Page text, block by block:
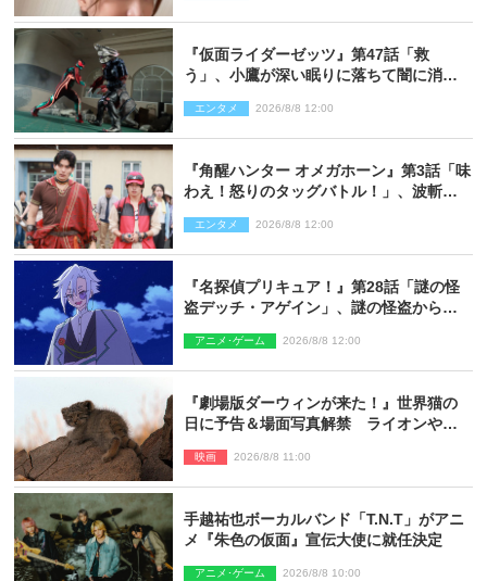
『仮面ライダーゼッツ』第47話「救
う」、小鷹が深い眠りに落ちて闇に消え
エンタメ 2026/8/8 12:00
『角醒ハンター オメガホーン』第3話「味
わえ！怒りのタッグバトル！」、波斬の
エンタメ 2026/8/8 12:00
『名探偵プリキュア！』第28話「謎の怪
盗デッチ・アゲイン」、謎の怪盗から不
アニメ･ゲーム 2026/8/8 12:00
『劇場版ダーウィンが来た！』世界猫の
日に予告＆場面写真解禁 ライオンやマ
映画 2026/8/8 11:00
手越祐也ボーカルバンド「T.N.T」がアニ
メ『朱色の仮面』宣伝大使に就任決定
アニメ･ゲーム 2026/8/8 10:00